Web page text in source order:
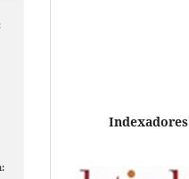
Indexadores